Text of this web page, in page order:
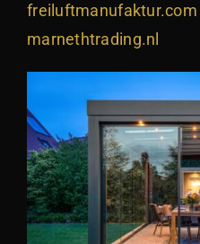
freiluftmanufaktur.com
marnethtrading.nl